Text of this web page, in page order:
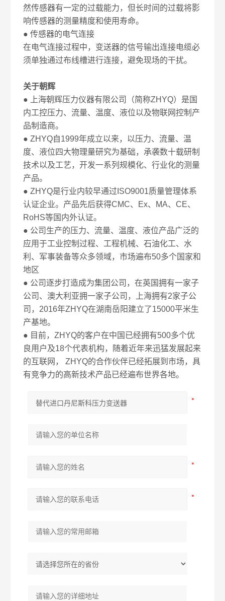
然传感器有一定的过载能力，但长时间的过载将影
响传感器的测量精度和使用寿命。
● 传感器的电气连接
在电气连接过程中，变送器的信号输出连接电缆必
须单独通过布线槽进行连接，避免现场的干扰。
关于朝辉
● 上海朝辉压力仪器有限公司（简称ZHYQ）是国
内工控压力、流量、温度、液位以及物联网控制产
品制造商。
● ZHYQ自1999年成立以来，以压力、流量、温
度、液位四大物理量研究为基础，承袭数十载研制
技术以及工艺，开发一系列规模化、行业化的测量
产品。
● ZHYQ是行业内较早通过ISO9001质量管理体系
认证企业。产品先后获得CMC、Ex、MA、CE、
RoHS等国内外认证。
● 公司生产的压力、流量、温度、液位产品广泛的
应用于工业控制过程、工程机械、石油化工、水
利、军事装备等众多领域，市场遍布50多个国家和
地区
● 公司逐步打造成为集团公司，在英国拥有一家子
公司、澳大利亚拥一家子公司，上海拥有2家子公
司，2016年ZHYQ在湖南岳阳建立了15000平米生
产基地。
● 目前，ZHYQ的客户在中国已经拥有500多个优
良用户及18个代表机构，随着近年来迅猛发展起来
的互联网， ZHYQ的合作伙伴已经拓展到市场，具
有竞争力的高新技术产品已经遍布世界各地。